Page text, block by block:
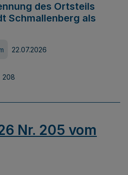
des Ortsteils
Schmallenberg als
22.07.2026
208
Nr. 205 vom